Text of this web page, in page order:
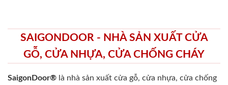
SAIGONDOOR - NHÀ SẢN XUẤT CỬA
GỖ, CỬA NHỰA, CỬA CHỐNG CHÁY
SaigonDoor® là nhà sản xuất cửa gỗ, cửa nhựa, cửa chống